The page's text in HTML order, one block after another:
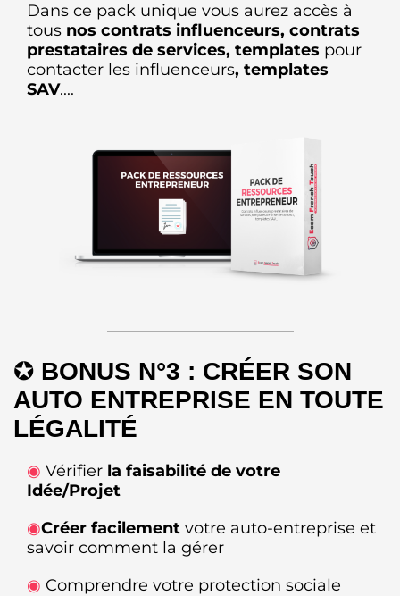
Dans ce pack unique vous aurez accès à
tous nos contrats influenceurs, contrats
prestataires de services, templates pour
contacter les influenceurs, templates
SAV....
✪ BONUS N°3 : CRÉER SON
AUTO ENTREPRISE EN TOUTE
LÉGALITÉ
◉ Vérifier la faisabilité de votre
Idée/Projet
◉Créer facilement votre auto-entreprise et
savoir comment la gérer
◉ Comprendre votre protection sociale